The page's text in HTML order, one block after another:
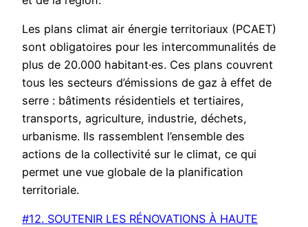
Les plans climat air énergie territoriaux (PCAET)
sont obligatoires pour les intercommunalités de
plus de 20.000 habitant·es. Ces plans couvrent
tous les secteurs d’émissions de gaz à effet de
serre : bâtiments résidentiels et tertiaires,
transports, agriculture, industrie, déchets,
urbanisme. Ils rassemblent l’ensemble des
actions de la collectivité sur le climat, ce qui
permet une vue globale de la planification
territoriale.
#12. SOUTENIR LES RÉNOVATIONS À HAUTE